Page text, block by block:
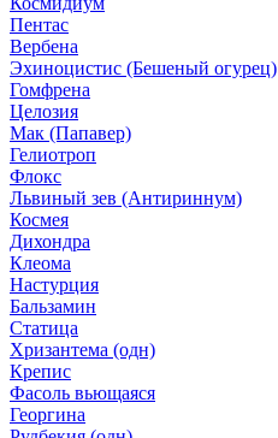
Пентас
Вербена
Эхиноцистис (Бешеный огурец)
Гомфрена
Целозия
Мак (Папавер)
Гелиотроп
Флокс
Львиный зев (Антириннум)
Космея
Дихондра
Клеома
Настурция
Бальзамин
Статица
Хризантема (одн)
Крепис
Фасоль вьющаяся
Георгина